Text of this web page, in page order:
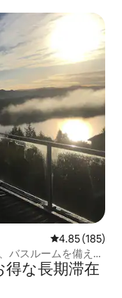
レビュー185
4.85 (185)
バスルームを備えた
な長⁠期⁠滞⁠在